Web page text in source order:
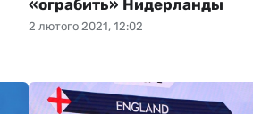
2 лютого 2021, 12:02
«ограбить» Нидерланды